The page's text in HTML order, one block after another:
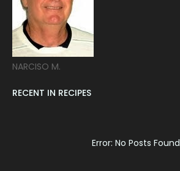
NARCISO M.
RECENT IN RECIPES
Error: No Posts Found